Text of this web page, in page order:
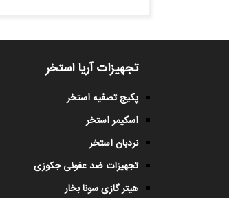
تجهیزات آریا استخر
پکیج تصفیه استخر
اسکیمر استخر
نردبان استخر
تجهیزات ضد عفونی جکوزی
هیتر گازی سونا بخار